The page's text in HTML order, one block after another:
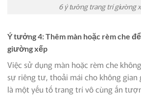
6 ý tưởng trang trí giường
Ý tưởng 4: Thêm màn hoặc rèm che
giường xếp
Việc sử dụng màn hoặc rèm che
sự riêng tư, thoải mái cho không gian
là một yếu tố trang trí vô cùng ấn